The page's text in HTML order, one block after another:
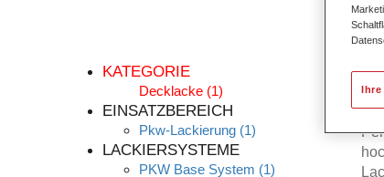
KATEGORIE
Decklacke (1)
EINSATZBEREICH
Pkw-Lackierung (1)
LACKIERSYSTEME
PKW Base System (1)
Ihre